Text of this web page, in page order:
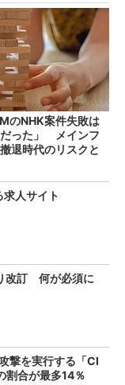
のNHK案件失敗は
った」 メインフ
退時代のリスクと
人サイト
改訂 何が必須に
撃を実行する「Cl
合が最多14％